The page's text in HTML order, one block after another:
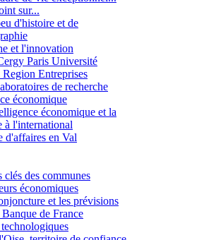
sur...
d'histoire et de
et l'innovation
Paris Université
Region Entreprises
de recherche
économique
économique et la
à l'international
d'affaires en Val
clés des communes
économiques
et les prévisions
de France